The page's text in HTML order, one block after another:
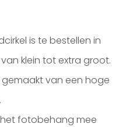
is te bestellen in
klein tot extra groot.
gemaakt van een hoge
fotobehang mee